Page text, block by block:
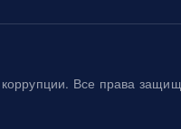
Все права